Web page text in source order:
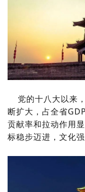
党的十八大以来
断扩大，占全省
贡献率和拉动作用
标稳步迈进，文化